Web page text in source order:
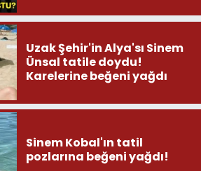
Uzak Şehir'in Alya'sı Sinem
Ünsal tatile doydu!
Karelerine beğeni yağdı
Sinem Kobal'ın tatil
pozlarına beğeni yağdı!